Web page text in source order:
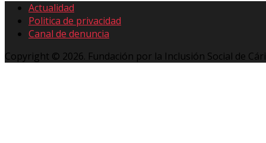
Actualidad
Politica de privacidad
Canal de denuncia
Copyright © 2026. Fundación por la Inclusión Social de